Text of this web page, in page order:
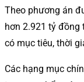
Theo phương án
hơn 2.921 tỷ đồng
có mục tiêu, thời
Các hạng mục